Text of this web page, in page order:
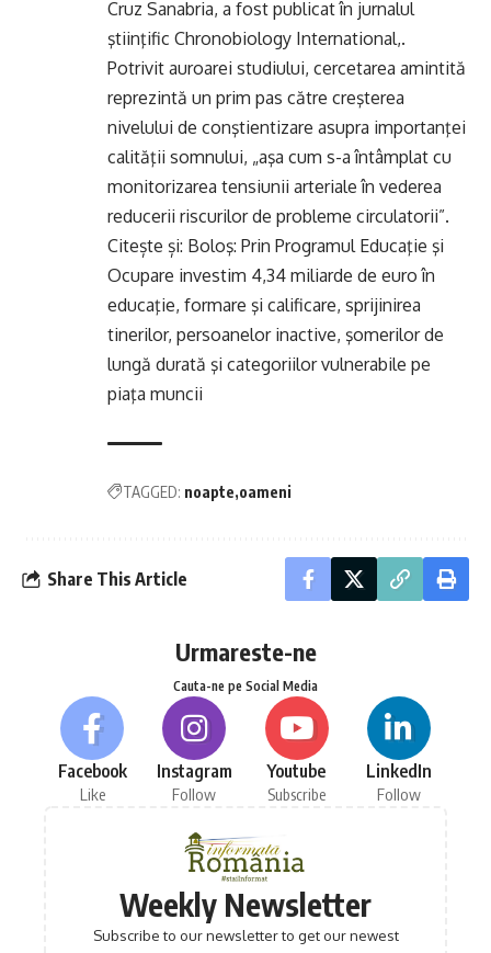
Cruz Sanabria, a fost publicat în jurnalul
ştiinţific Chronobiology International,.
Potrivit auroarei studiului, cercetarea amintită
reprezintă un prim pas către creşterea
nivelului de conştientizare asupra importanţei
calităţii somnului, „aşa cum s-a întâmplat cu
monitorizarea tensiunii arteriale în vederea
reducerii riscurilor de probleme circulatorii”.
Citește și: Boloş: Prin Programul Educaţie şi
Ocupare investim 4,34 miliarde de euro în
educaţie, formare şi calificare, sprijinirea
tinerilor, persoanelor inactive, şomerilor de
lungă durată şi categoriilor vulnerabile pe
piaţa muncii
TAGGED: noapte oameni
Share This Article
Urmareste-ne
Cauta-ne pe Social Media
Facebook
Like
Instagram
Follow
Youtube
Subscribe
LinkedIn
Follow
Weekly Newsletter
Subscribe to our newsletter to get our newest